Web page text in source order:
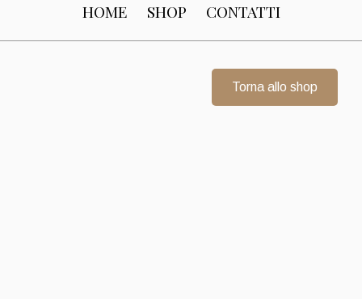
HOME SHOP CONTATTI
Torna allo shop